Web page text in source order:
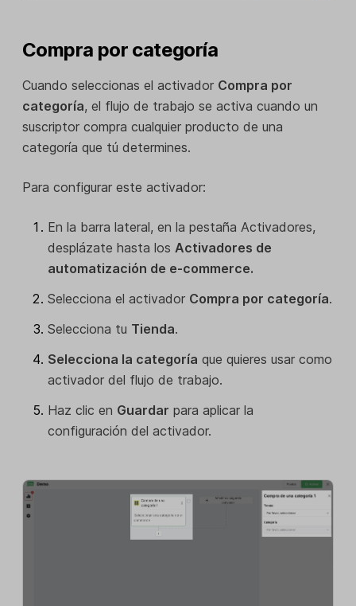
Compra por categoría
Cuando seleccionas el activador Compra por
categoría, el flujo de trabajo se activa cuando un
suscriptor compra cualquier producto de una
categoría que tú determines.
Para configurar este activador:
En la barra lateral, en la pestaña Activadores,
desplázate hasta los Activadores de
automatización de e-commerce.
Selecciona el activador Compra por categoría.
Selecciona tu Tienda.
Selecciona la categoría que quieres usar como
activador del flujo de trabajo.
Haz clic en Guardar para aplicar la
configuración del activador.